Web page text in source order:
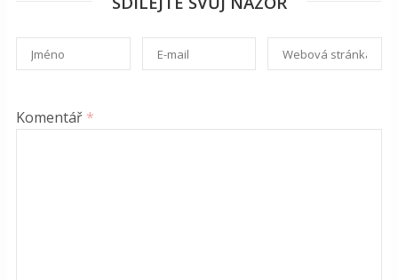
Komentář *